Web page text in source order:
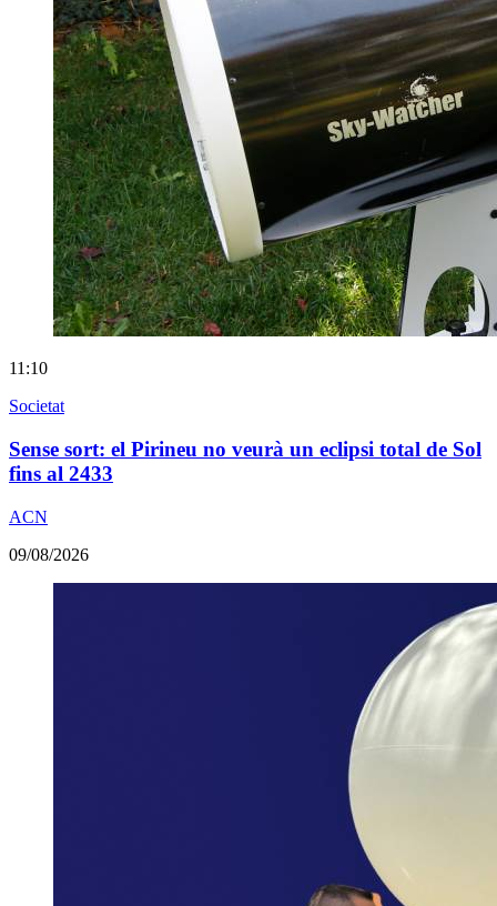
11:10
Societat
Sense sort: el Pirineu no veurà un eclipsi total de Sol
fins al 2433
ACN
09/08/2026